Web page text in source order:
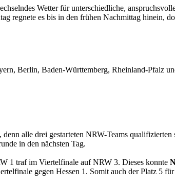
Wetter für unterschiedliche,
regnete es bis in den frühen Nachmittag hinein,
Berlin, Baden-Württemberg, Rheinland-Pfalz
alle drei gestarteten NRW-Teams
in den nächsten Tag.
1 traf im Viertelfinale auf NRW 3. Dieses konnte
gegen Hessen 1. Somit auch der Platz 5 für